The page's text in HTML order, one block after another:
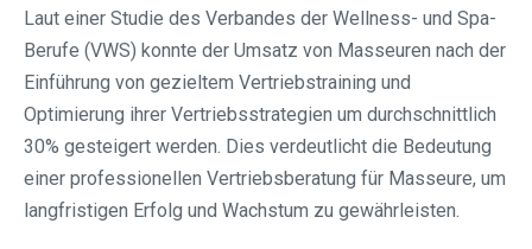
Laut einer Studie des Verbandes der Wellness- und Spa-
Berufe (VWS) konnte der Umsatz von Masseuren nach der
Einführung von gezieltem Vertriebstraining und
Optimierung ihrer Vertriebsstrategien um durchschnittlich
30% gesteigert werden. Dies verdeutlicht die Bedeutung
einer professionellen Vertriebsberatung für Masseure, um
langfristigen Erfolg und Wachstum zu gewährleisten.